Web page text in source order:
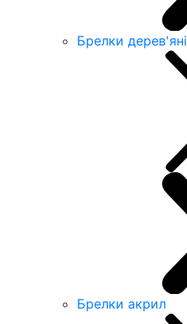
Брелки дерев'яні
Брелки акрил